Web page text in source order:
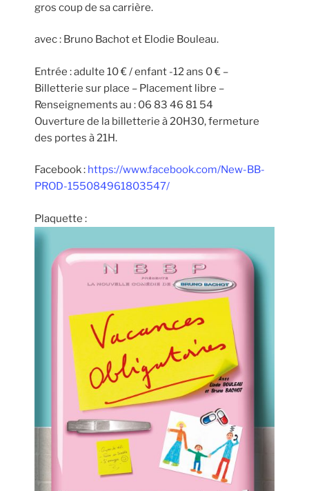
gros coup de sa carrière.
avec : Bruno Bachot et Elodie Bouleau.
Entrée : adulte 10 € / enfant -12 ans 0 € –
Billetterie sur place – Placement libre –
Renseignements au : 06 83 46 81 54
Ouverture de la billetterie à 20H30, fermeture
des portes à 21H.
Facebook : https://www.facebook.com/New-BB-
PROD-155084961803547/
Plaquette :